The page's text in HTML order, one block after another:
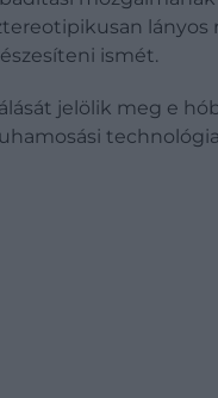
lányos
ismét.
jelölik meg e